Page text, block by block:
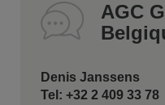
AGC
Denis Janssens
Tel: +32 2 409 33 78